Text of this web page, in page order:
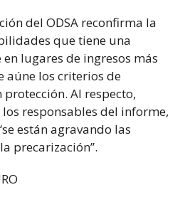
del ODSA reconfirma la
que tiene una
lugares de ingresos más
aúne los criterios de
Al respecto,
responsables del informe,
están agravando las
precarización”.